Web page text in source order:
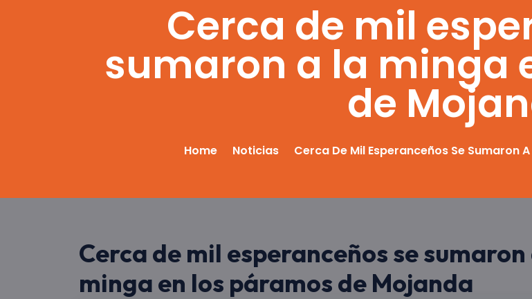
Cerca de mil
sumaron a la minga
de
Home Noticias Cerca De Mil Esperanceños Se Sumaron
Cerca de mil esperanceños se sumaron
minga en los páramos de Mojanda